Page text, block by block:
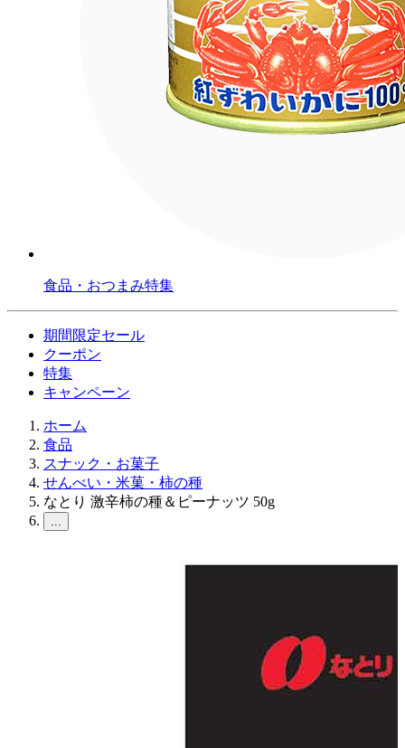
食品・おつまみ特集
期間限定セール
クーポン
特集
キャンペーン
ホーム
食品
スナック・お菓子
せんべい・米菓・柿の種
なとり 激辛柿の種＆ピーナッツ 50g
...